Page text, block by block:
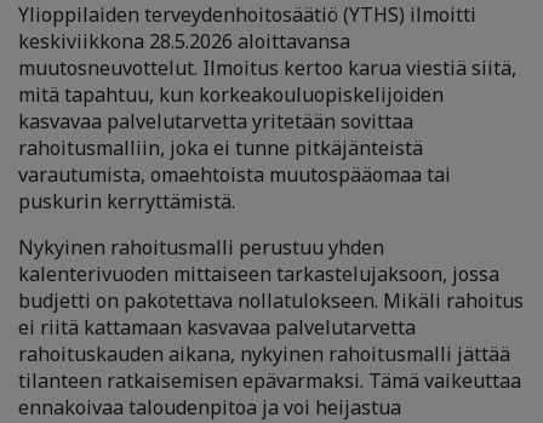
Ylioppilaiden terveydenhoitosäätiö (YTHS) ilmoitti
keskiviikkona 28.5.2026 aloittavansa
muutosneuvottelut. Ilmoitus kertoo karua viestiä siitä,
mitä tapahtuu, kun korkeakouluopiskelijoiden
kasvavaa palvelutarvetta yritetään sovittaa
rahoitusmalliin, joka ei tunne pitkäjänteistä
varautumista, omaehtoista muutospääomaa tai
puskurin kerryttämistä.
Nykyinen rahoitusmalli perustuu yhden
kalenterivuoden mittaiseen tarkastelujaksoon, jossa
budjetti on pakotettava nollatulokseen. Mikäli rahoitus
ei riitä kattamaan kasvavaa palvelutarvetta
rahoituskauden aikana, nykyinen rahoitusmalli jättää
tilanteen ratkaisemisen epävarmaksi. Tämä vaikeuttaa
ennakoivaa taloudenpitoa ja voi heijastua